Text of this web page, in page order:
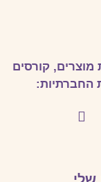
קורסים
החברתיות: